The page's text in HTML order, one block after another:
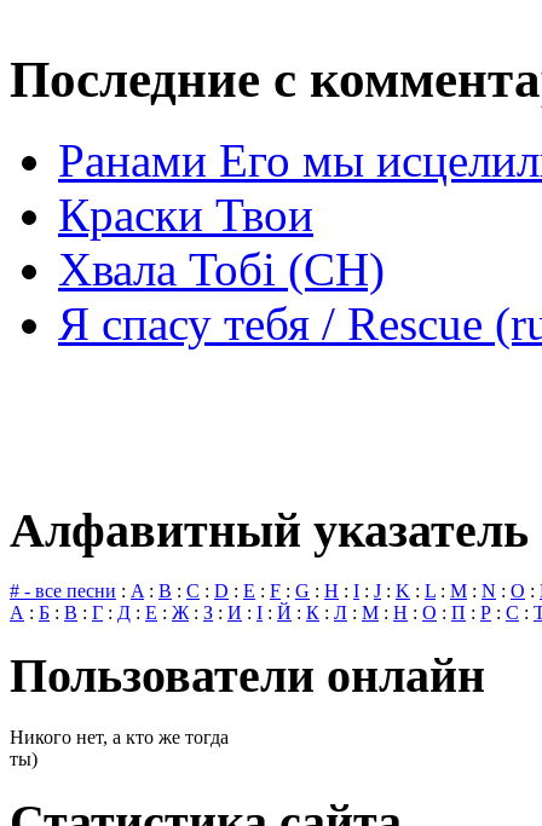
Последние с
Ранами Его мы
Краски Твои
Хвала Тобі (СН)
Я спасу тебя / Rescue
Алфавитный указатель
# - все песни : A: B : C : D : E : F : G : H : I : J : K : L : M : N : O :
А : Б : В : Г : Д : Е : Ж: З : И : І : Й : К : Л : М : Н : О : П : Р : С :
Пользователи онлайн
Никого нет, а кто же тогда
ты)